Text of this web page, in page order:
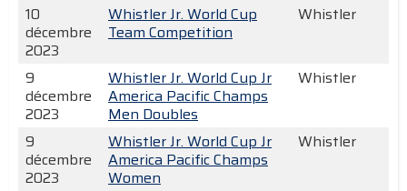
10
décembre
2023
Whistler Jr. World Cup
Team Competition
Whistler
9
décembre
2023
Whistler Jr. World Cup Jr
America Pacific Champs
Men Doubles
Whistler
9
décembre
2023
Whistler Jr. World Cup Jr
America Pacific Champs
Women
Whistler